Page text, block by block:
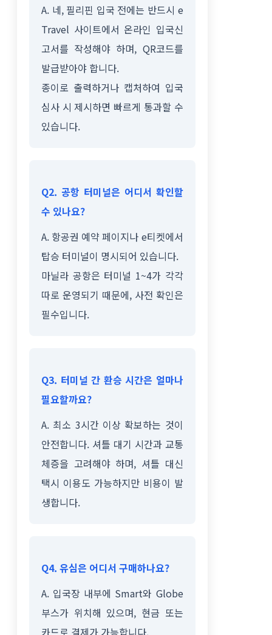
A. 네, 필리핀 입국 전에는 반드시 e
Travel 사이트에서 온라인 입국신
고서를 작성해야 하며, QR코드를
발급받아야 합니다.
종이로 출력하거나 캡처하여 입국
심사 시 제시하면 빠르게 통과할 수
있습니다.
Q2. 공항 터미널은 어디서 확인할
수 있나요?
A. 항공권 예약 페이지나 e티켓에서
탑승 터미널이 명시되어 있습니다.
마닐라 공항은 터미널 1~4가 각각
따로 운영되기 때문에, 사전 확인은
필수입니다.
Q3. 터미널 간 환승 시간은 얼마나
필요할까요?
A. 최소 3시간 이상 확보하는 것이
안전합니다. 셔틀 대기 시간과 교통
체증을 고려해야 하며, 셔틀 대신
택시 이용도 가능하지만 비용이 발
생합니다.
Q4. 유심은 어디서 구매하나요?
A. 입국장 내부에 Smart와 Globe
부스가 위치해 있으며, 현금 또는
카드로 결제가 가능합니다.